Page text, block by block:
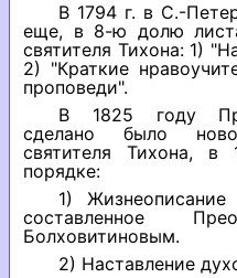
В 1794 г. в С.-
еще, в 8-ю долю
святителя Тихона: 1)
2) "Краткие
проповеди".
В 1825 году
сделано было
святителя Тихона,
порядке:
1) Жизнеописание
составленное
Болховитиновым.
2) Наставление